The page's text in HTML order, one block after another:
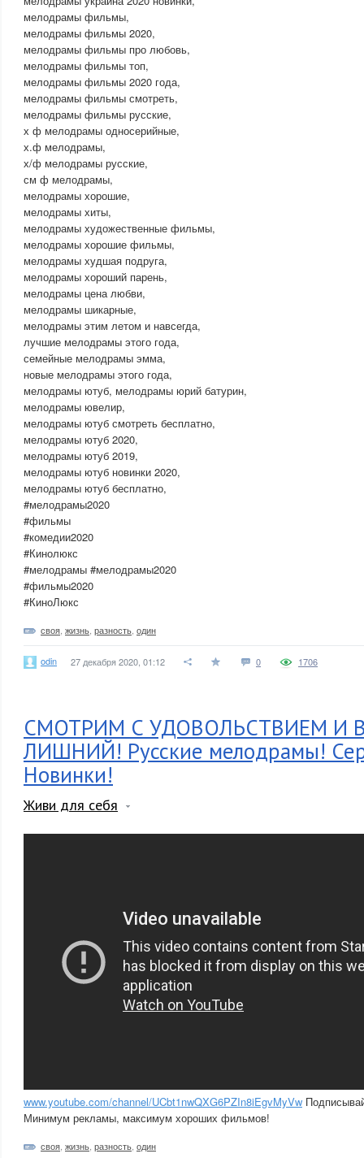
мелодрамы фильмы,
мелодрамы фильмы 2020,
мелодрамы фильмы про любовь,
мелодрамы фильмы топ,
мелодрамы фильмы 2020 года,
мелодрамы фильмы смотреть,
мелодрамы фильмы русские,
х ф мелодрамы односерийные,
х.ф мелодрамы,
х/ф мелодрамы русские,
см ф мелодрамы,
мелодрамы хорошие,
мелодрамы хиты,
мелодрамы художественные фильмы,
мелодрамы хорошие фильмы,
мелодрамы худшая подруга,
мелодрамы хороший парень,
мелодрамы цена любви,
мелодрамы шикарные,
мелодрамы этим летом и навсегда,
лучшие мелодрамы этого года,
семейные мелодрамы эмма,
новые мелодрамы этого года,
мелодрамы ютуб, мелодрамы юрий батурин,
мелодрамы ювелир,
мелодрамы ютуб смотреть бесплатно,
мелодрамы ютуб 2020,
мелодрамы ютуб 2019,
мелодрамы ютуб новинки 2020,
мелодрамы ютуб бесплатно,
#мелодрамы2020
#фильмы
#комедии2020
#Кинолюкс
#мелодрамы #мелодрамы2020
#фильмы2020
#КиноЛюкс
своя жизнь разность один
odin 27 декабря 2020, 01:12 0 1706
СМОТРИМ С УДОВОЛЬСТВИЕМ И
ЛИШНИЙ! Русские мелодрамы!
Новинки!
Живи для себя
www.youtube.com/channel/UCbt1nwQXG6PZIn8iEgvMyVw
Минимум рекламы, максимум хороших фильмов!
своя жизнь разность один